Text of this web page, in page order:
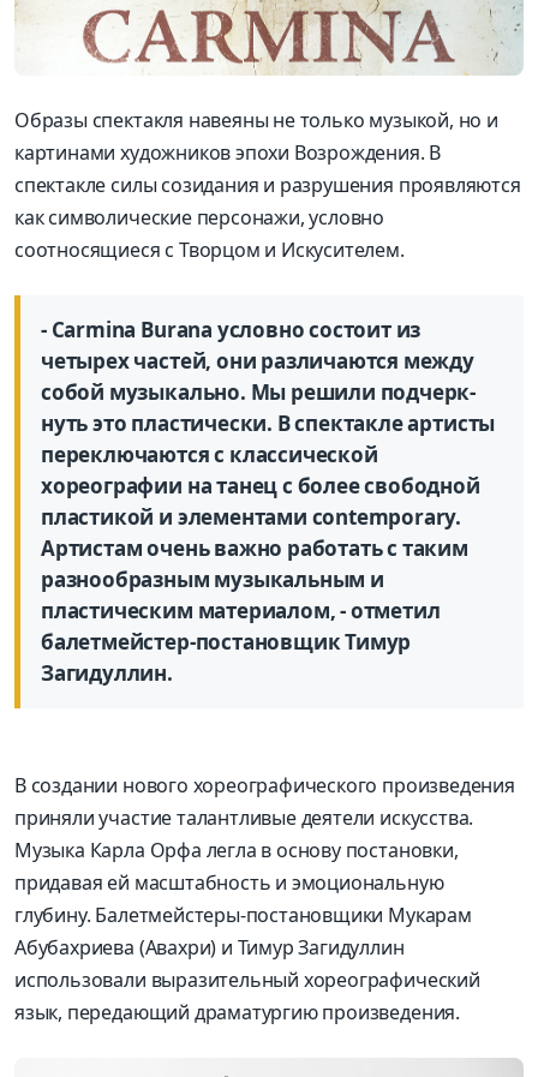
Образы спектакля навеяны не только музыкой, но и
картинами художников эпохи Возрождения. В
спектакле силы созидания и разрушения проявляются
как символические персонажи, условно
соотносящиеся с Творцом и Искусителем.
- Carmina Burana условно состоит из
четырех частей, они различаются между
собой музыкально. Мы решили подчерк­
нуть это пластически. В спектак­ле артисты
переключаются с классической
хореографии на танец с более свободной
пластикой и элементами contemporary.
Артистам очень важно работать с таким
разнообразным музыкальным и
пластическим материалом, - отметил
балетмейстер-постановщик Тимур
Загидуллин.
В создании нового хореографического произведения
приняли участие талантливые деятели искусства.
Музыка Карла Орфа легла в основу постановки,
придавая ей масштабность и эмоциональную
глубину. Балетмейстеры-постановщики Мукарам
Абубахриева (Авахри) и Тимур Загидуллин
использовали выразительный хореографический
язык, передающий драматургию произведения.